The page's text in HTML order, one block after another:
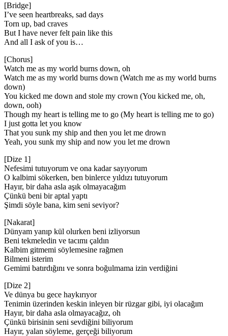
[Bridge]
I’ve seen heartbreaks, sad days
Torn up, bad craves
But I have never felt pain like this
And all I ask of you is…
[Chorus]
Watch me as my world burns down, oh
Watch me as my world burns down (Watch me as my world burns
down)
You kicked me down and stole my crown (You kicked me, oh,
down, ooh)
Though my heart is telling me to go (My heart is telling me to go)
I just gotta let you know
That you sunk my ship and then you let me drown
Yeah, you sunk my ship and now you let me drown
[Dize 1]
Nefesimi tutuyorum ve ona kadar sayıyorum
O kalbimi sökerken, ben binlerce yıldızı tutuyorum
Hayır, bir daha asla aşık olmayacağım
Çünkü beni bir aptal yaptı
Şimdi söyle bana, kim seni seviyor?
[Nakarat]
Dünyam yanıp kül olurken beni izliyorsun
Beni tekmeledin ve tacımı çaldın
Kalbim gitmemi söylemesine rağmen
Bilmeni isterim
Gemimi batırdığını ve sonra boğulmama izin verdiğini
[Dize 2]
Ve dünya bu gece haykırıyor
Tenimin üzerinden keskin inleyen bir rüzgar gibi, iyi olacağım
Hayır, bir daha asla olmayacağız, oh
Çünkü birisinin seni sevdiğini biliyorum
Hayır, yalan söyleme, gerçeği biliyorum